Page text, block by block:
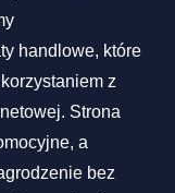
handlowe, które
z
Strona
a
bez